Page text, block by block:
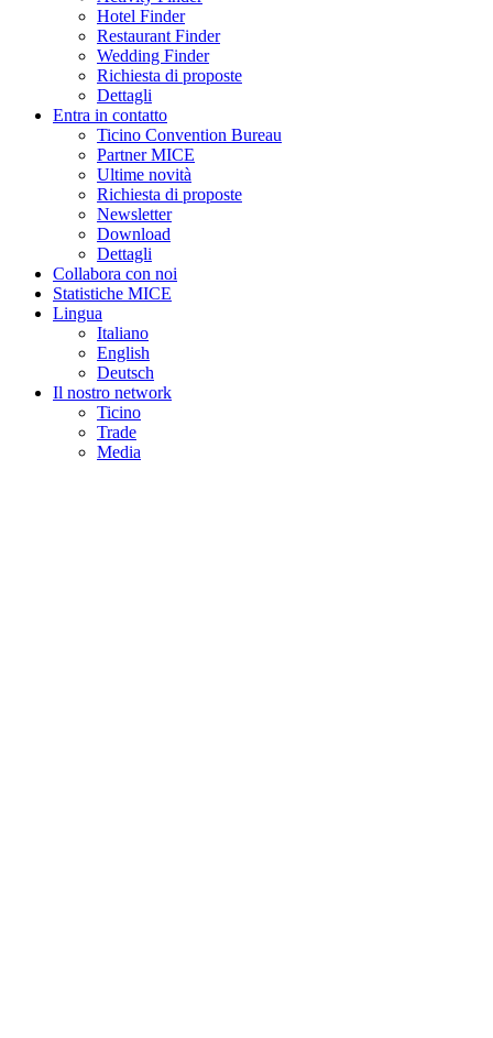
Hotel Finder
Restaurant Finder
Wedding Finder
Richiesta di proposte
Dettagli
Entra in contatto
Ticino Convention Bureau
Partner MICE
Ultime novità
Richiesta di proposte
Newsletter
Download
Dettagli
Collabora con noi
Statistiche MICE
Lingua
Italiano
English
Deutsch
Il nostro network
Ticino
Trade
Media